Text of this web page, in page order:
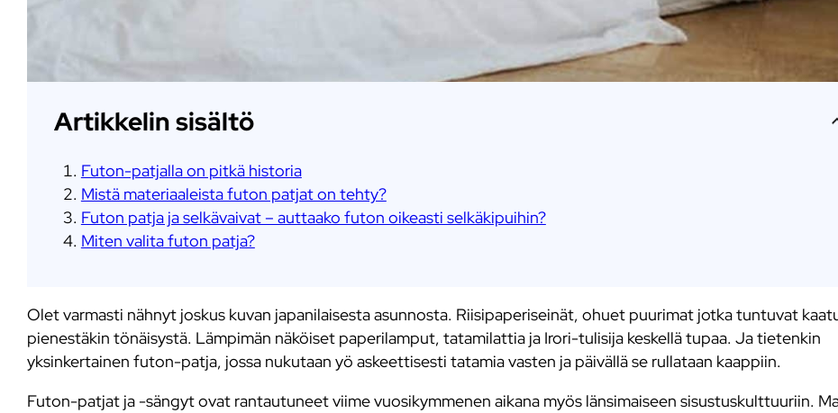
Artikkelin sisältö
Futon-patjalla on pitkä historia
Mistä materiaaleista futon patjat on tehty?
Futon patja ja selkävaivat – auttaako futon oikeasti selkäkipuihin?
Miten valita futon patja?
Olet varmasti nähnyt joskus kuvan japanilaisesta asunnosta. Riisipaperiseinät, ohuet puurimat jotka tuntuvat
pienestäkin tönäisystä. Lämpimän näköiset paperilamput, tatamilattia ja Irori-tulisija keskellä tupaa. Ja tietenkin
yksinkertainen futon-patja, jossa nukutaan yö askeettisesti tatamia vasten ja päivällä se rullataan kaappiin.
Futon-patjat ja -sängyt ovat rantautuneet viime vuosikymmenen aikana myös länsimaiseen sisustuskulttuuriin.